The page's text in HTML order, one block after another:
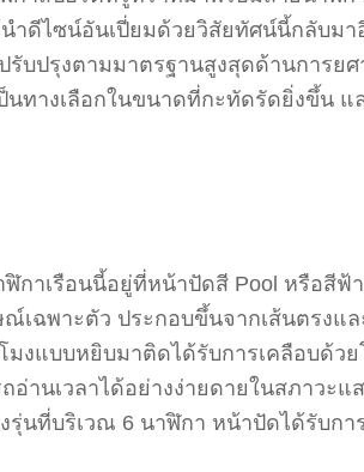
ำดีไซน์อันเปี่ยมด้วยวิสัยทัศน์นี้กลับมา
รับปรุงตามมาตรฐานสูงสุดด้านการ
ป็นทางเลือกในขนาดที่กะทัดรัดยิ่งขึ้น
กาเรือนนี้อยู่ที่หน้าปัดสี Pool หรือสี
ณ์เฉพาะตัว ประกอบขึ้นจากเส้นตรง
งแบบหยิบมาติดได้รับการเคลือบด้วย
านเวลาได้อย่างง่ายดายในสภาวะ
ที่บริเวณ 6 นาฬิกา หน้าปัดได้รับกา